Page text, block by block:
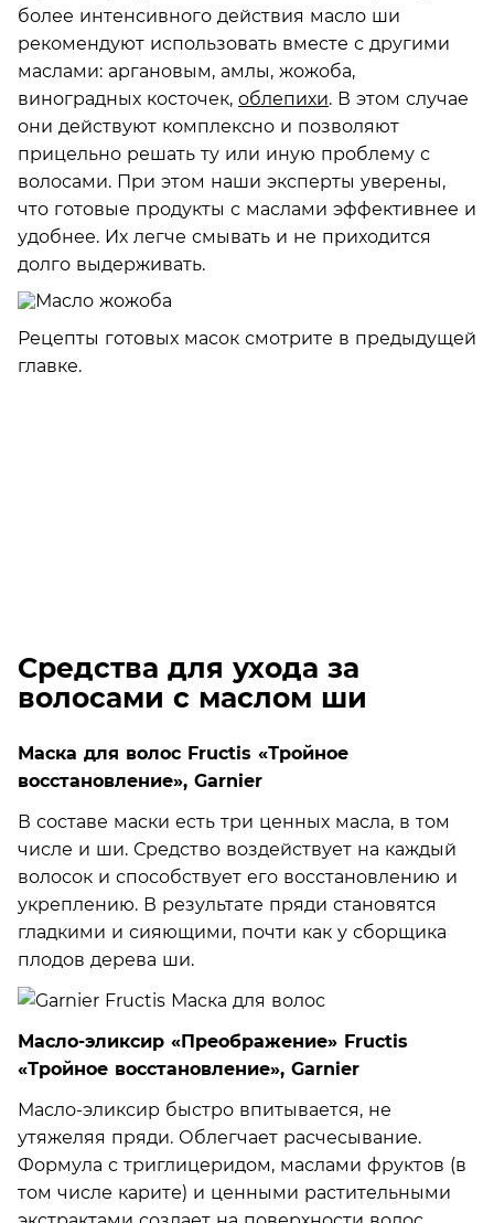
более интенсивного действия масло ши
рекомендуют использовать вместе с другими
маслами: аргановым, амлы, жожоба,
виноградных косточек, облепихи. В этом случае
они действуют комплексно и позволяют
прицельно решать ту или иную проблему с
волосами. При этом наши эксперты уверены,
что готовые продукты с маслами эффективнее и
удобнее. Их легче смывать и не приходится
долго выдерживать.
Рецепты готовых масок смотрите в предыдущей
главке.
Средства для ухода за
волосами с маслом ши
Маска для волос Fructis «Тройное
восстановление», Garnier
В составе маски есть три ценных масла, в том
числе и ши. Средство воздействует на каждый
волосок и способствует его восстановлению и
укреплению. В результате пряди становятся
гладкими и сияющими, почти как у сборщика
плодов дерева ши.
Масло-эликсир «Преображение» Fructis
«Тройное восстановление», Garnier
Масло-эликсир быстро впитывается, не
утяжеляя пряди. Облегчает расчесывание.
Формула с триглицеридом, маслами фруктов (в
том числе карите) и ценными растительными